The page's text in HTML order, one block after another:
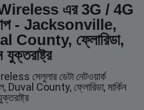
এর 3G / 4G
- Jacksonville,
County, ফ্লোরিডা,
যুক্তরাষ্ট্র
সেলুলার ডেটা নেটওয়ার্ক
County, ফ্লোরিডা, মার্কিন